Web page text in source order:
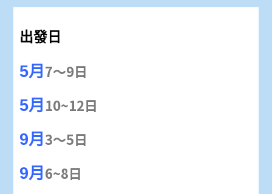
出發日
5月 7～9日
5月 10~12日
9月 3～5日
9月 6~8日